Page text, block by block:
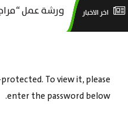
التقديم
اخر الاخبار ورشة عمل
To view it, please
enter the password below.